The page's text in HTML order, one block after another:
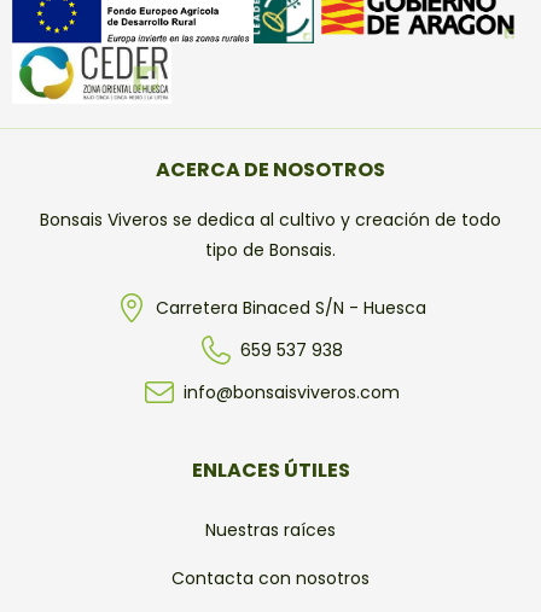
ACERCA DE NOSOTROS
Bonsais Viveros se dedica al cultivo y creación de todo
tipo de Bonsais.
Carretera Binaced S/N - Huesca
659 537 938
info@bonsaisviveros.com
ENLACES ÚTILES
Nuestras raíces
Contacta con nosotros